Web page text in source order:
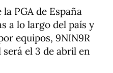
PGA de España
a lo largo del país y
equipos, 9NIN9R
el 3 de abril en